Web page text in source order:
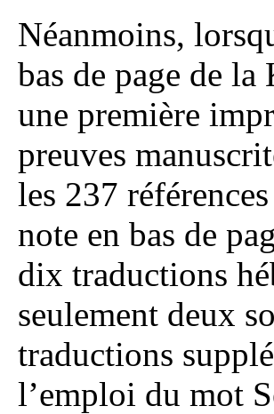
Néanmoins,
bas de page de
une première
preuves
les 237
note en bas de
dix traductions
seulement deux
traductions
l’emploi du mot